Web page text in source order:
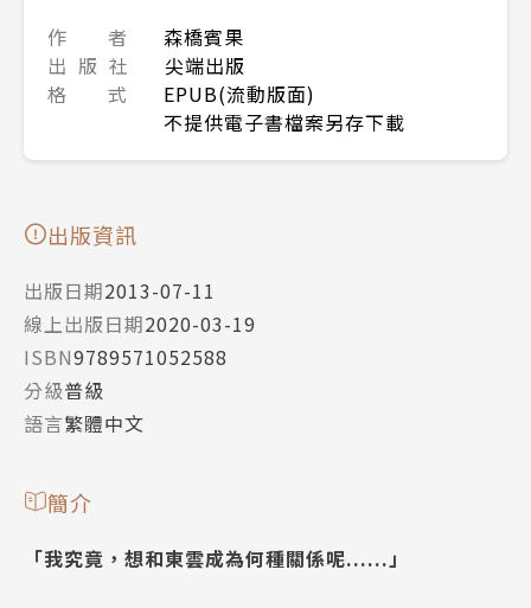
作 者
森橋賓果
出 版 社
尖端出版
格 式
EPUB(流動版面)
不提供電子書檔案另存下載
出版資訊
出版日期2013-07-11
線上出版日期2020-03-19
ISBN9789571052588
分級普級
語言繁體中文
簡介
「我究竟，想和東雲成為何種關係呢......」